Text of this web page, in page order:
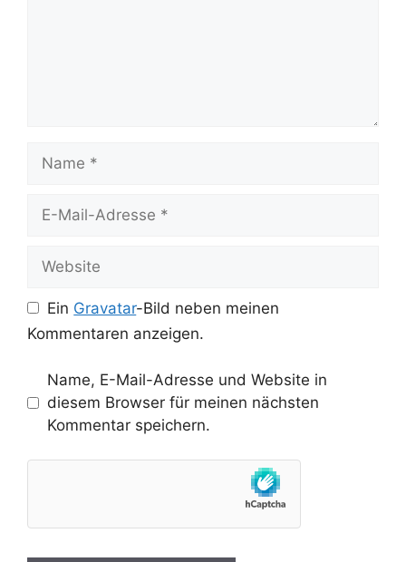
Name
Website
Ein Gravatar-Bild neben meinen
Kommentaren anzeigen.
Name, E-Mail-Adresse und Website in
diesem Browser für meinen nächsten
Kommentar speichern.